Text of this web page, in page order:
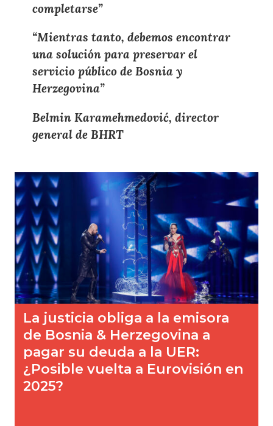
completarse”
“Mientras tanto, debemos encontrar
una solución para preservar el
servicio público de Bosnia y
Herzegovina”
Belmin Karamehmedović, director
general de BHRT